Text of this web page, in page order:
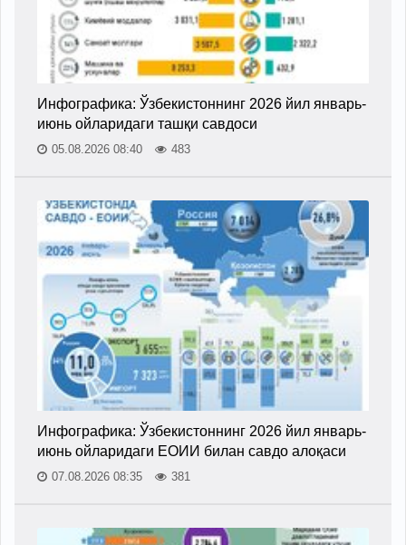
Инфографика: Ўзбекистоннинг 2026 йил январь-
июнь ойларидаги ташқи савдоси
05.08.2026 08:40 483
Инфографика: Ўзбекистоннинг 2026 йил январь-
июнь ойларидаги ЕОИИ билан савдо алоқаси
07.08.2026 08:35 381